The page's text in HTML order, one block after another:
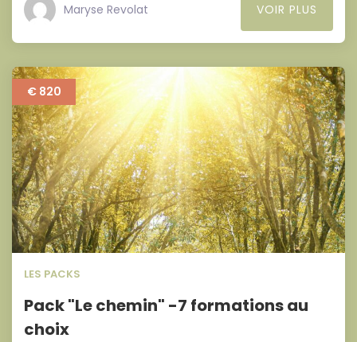
Maryse Revolat VOIR PLUS
€ 820
LES PACKS
Pack "Le chemin" -7 formations au
choix